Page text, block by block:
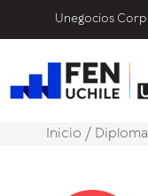
Unegocios
Inicio /